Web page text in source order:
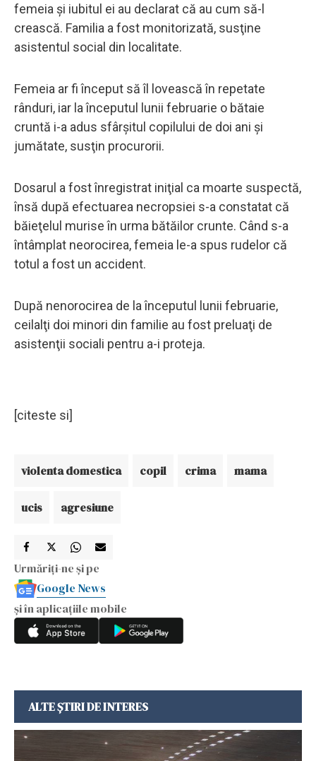
femeia şi iubitul ei au declarat că au cum să-l
crească. Familia a fost monitorizată, susţine
asistentul social din localitate.
Femeia ar fi început să îl lovească în repetate
rânduri, iar la începutul lunii februarie o bătaie
cruntă i-a adus sfârşitul copilului de doi ani şi
jumătate, susţin procurorii.
Dosarul a fost înregistrat iniţial ca moarte suspectă,
însă după efectuarea necropsiei s-a constatat că
băieţelul murise în urma bătăilor crunte. Când s-a
întâmplat neorocirea, femeia le-a spus rudelor că
totul a fost un accident.
După nenorocirea de la începutul lunii februarie,
ceilalţi doi minori din familie au fost preluaţi de
asistenţii sociali pentru a-i proteja.
[citeste si]
violenta domestica copil crima mama
ucis agresiune
Urmăriți-ne și pe
Google News
și în aplicațiile mobile
ALTE ȘTIRI DE INTERES